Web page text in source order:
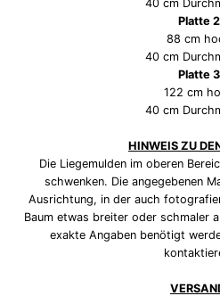
40 cm
Platte 2
88 cm
40 cm
Platte 3
122 cm
40 cm
HINWEIS ZU
Die Liegemulden im oberen
schwenken. Die angegebenen
Ausrichtung, in der auch
Baum etwas breiter oder schmaler
exakte Angaben benötigt